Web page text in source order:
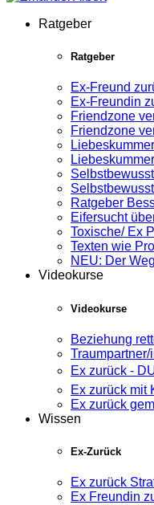
Ratgeber
Ratgeber
Ex-Freund
Ex-Freundin
Friendzone
Friendzone
Ratgeber
Eifersucht
Toxische/ Ex
Texten wie
NEU: Der
Videokurse
Videokurse
Beziehung
Traumpartner/
Ex zurück -
Ex zurück mit
Ex zurück
Wissen
Ex-Zurück
Ex zurück
Ex Freundin